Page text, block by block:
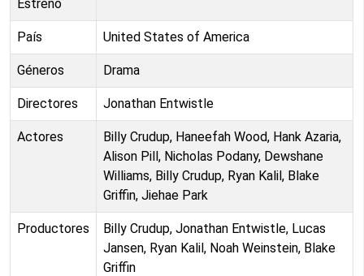
Estreno
País United States of America
Géneros Drama
Directores Jonathan Entwistle
Actores
Billy Crudup, Haneefah Wood, Hank Azaria,
Alison Pill, Nicholas Podany, Dewshane
Williams, Billy Crudup, Ryan Kalil, Blake
Griffin, Jiehae Park
Productores
Billy Crudup, Jonathan Entwistle, Lucas
Jansen, Ryan Kalil, Noah Weinstein, Blake
Griffin